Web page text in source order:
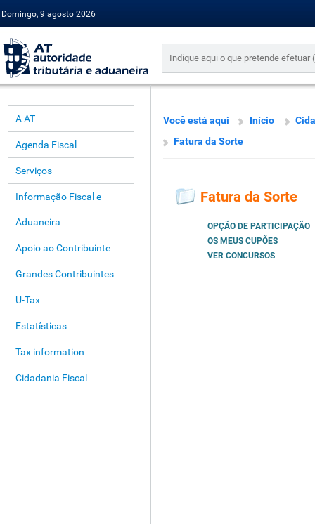
Domingo, 9 agosto 2026
A AT
Agenda Fiscal
Serviços
Informação Fiscal e
Aduaneira
Apoio ao Contribuinte
Grandes Contribuintes
U-Tax
Estatísticas
Tax information
Cidadania Fiscal
Você está aqui Início
Fatura da Sorte
Fatura da Sorte
OPÇÃO DE PARTICIPAÇÃO
OS MEUS CUPÕES
VER CONCURSOS